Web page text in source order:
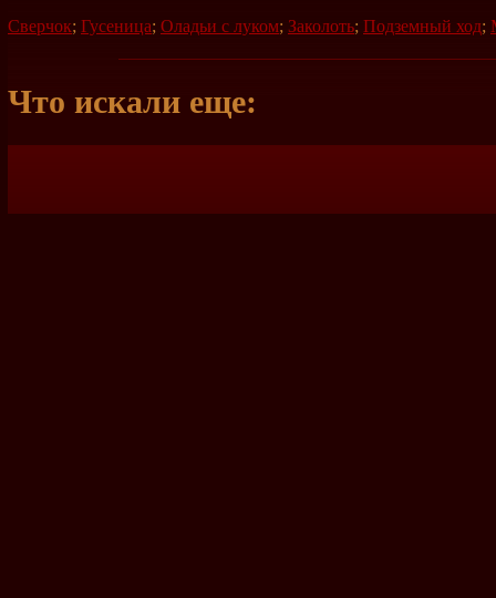
Сверчок; Гусеница; Оладьи с луком; Заколоть; Подземный ход;
Что искали еще: